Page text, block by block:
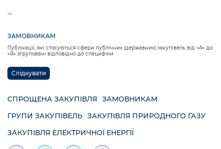
...
ЗАМОВНИКАМ
Публікації, які стосуються сфери публічних (державних) закупівель від «А» до
«Я» згруповані відповідно до специфіки
Слідкувати
СПРОЩЕНА ЗАКУПІВЛЯ
ЗАМОВНИКАМ
ГРУПИ ЗАКУПІВЕЛЬ ЗАКУПІВЛЯ ПРИРОДНОГО ГАЗУ
ЗАКУПІВЛЯ ЕЛЕКТРИЧНОЇ ЕНЕРГІЇ